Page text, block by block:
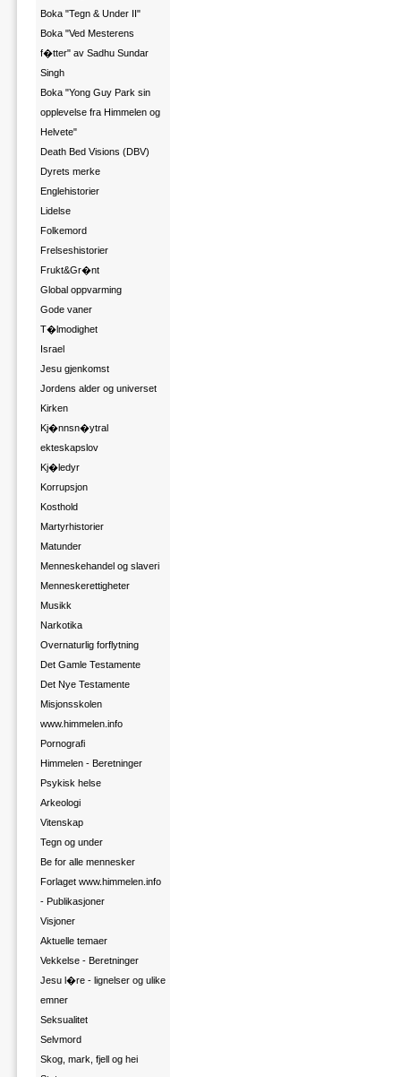
Boka "Tegn & Under II"
Boka "Ved Mesterens
f�tter" av Sadhu Sundar
Singh
Boka "Yong Guy Park sin
opplevelse fra Himmelen og
Helvete"
Death Bed Visions (DBV)
Dyrets merke
Englehistorier
Lidelse
Folkemord
Frelseshistorier
Frukt&Gr�nt
Global oppvarming
Gode vaner
T�lmodighet
Israel
Jesu gjenkomst
Jordens alder og universet
Kirken
Kj�nnsn�ytral
ekteskapslov
Kj�ledyr
Korrupsjon
Kosthold
Martyrhistorier
Matunder
Menneskehandel og slaveri
Menneskerettigheter
Musikk
Narkotika
Overnaturlig forflytning
Det Gamle Testamente
Det Nye Testamente
Misjonsskolen
www.himmelen.info
Pornografi
Himmelen - Beretninger
Psykisk helse
Arkeologi
Vitenskap
Tegn og under
Be for alle mennesker
Forlaget www.himmelen.info
- Publikasjoner
Visjoner
Aktuelle temaer
Vekkelse - Beretninger
Jesu l�re - lignelser og ulike
emner
Seksualitet
Selvmord
Skog, mark, fjell og hei